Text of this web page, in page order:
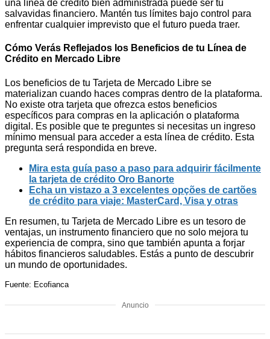
una línea de crédito bien administrada puede ser tu
salvavidas financiero. Mantén tus límites bajo control para
enfrentar cualquier imprevisto que el futuro pueda traer.
Cómo Verás Reflejados los Beneficios de tu Línea de
Crédito en Mercado Libre
Los beneficios de tu Tarjeta de Mercado Libre se
materializan cuando haces compras dentro de la plataforma.
No existe otra tarjeta que ofrezca estos beneficios
específicos para compras en la aplicación o plataforma
digital. Es posible que te preguntes si necesitas un ingreso
mínimo mensual para acceder a esta línea de crédito. Esta
pregunta será respondida en breve.
Mira esta guía paso a paso para adquirir fácilmente
la tarjeta de crédito Oro Banorte
Echa un vistazo a 3 excelentes opções de cartões
de crédito para viaje: MasterCard, Visa y otras
En resumen, tu Tarjeta de Mercado Libre es un tesoro de
ventajas, un instrumento financiero que no solo mejora tu
experiencia de compra, sino que también apunta a forjar
hábitos financieros saludables. Estás a punto de descubrir
un mundo de oportunidades.
Fuente: Ecofianca
Anuncio